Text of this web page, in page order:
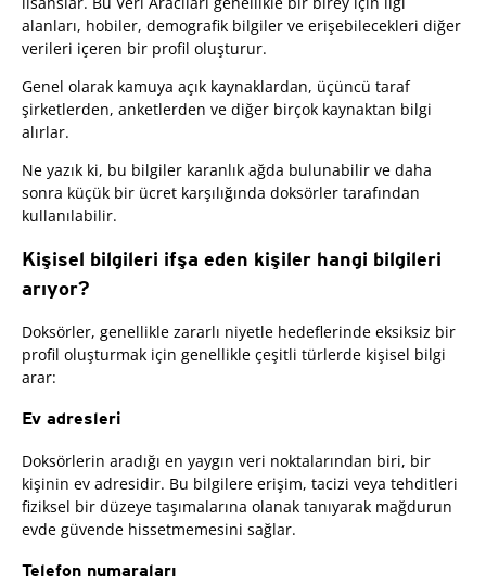
alanları, hobiler, demografik bilgiler ve erişebilecekleri diğer
verileri içeren bir profil oluşturur.
Genel olarak kamuya açık kaynaklardan, üçüncü taraf
şirketlerden, anketlerden ve diğer birçok kaynaktan bilgi
alırlar.
Ne yazık ki, bu bilgiler karanlık ağda bulunabilir ve daha
sonra küçük bir ücret karşılığında doksörler tarafından
kullanılabilir.
Kişisel bilgileri ifşa eden kişiler hangi bilgileri
arıyor?
Doksörler, genellikle zararlı niyetle hedeflerinde eksiksiz bir
profil oluşturmak için genellikle çeşitli türlerde kişisel bilgi
arar:
Ev adresleri
Doksörlerin aradığı en yaygın veri noktalarından biri, bir
kişinin ev adresidir. Bu bilgilere erişim, tacizi veya tehditleri
fiziksel bir düzeye taşımalarına olanak tanıyarak mağdurun
evde güvende hissetmemesini sağlar.
Telefon numaraları